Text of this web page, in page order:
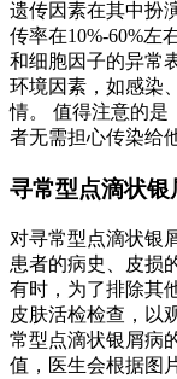
遗传因素在其中扮
传率在10%-60%左
和细胞因子的异常
环境因素，如感染
情。 值得注意的是
者无需担心传染给
寻常型点滴状银
对寻常型点滴状银
患者的病史、皮损
有时，为了排除其
皮肤活检检查，以
常型点滴状银屑病
值，医生会根据图